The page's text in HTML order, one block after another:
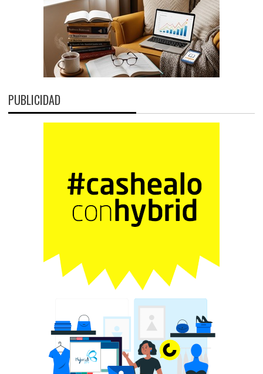
PUBLICIDAD